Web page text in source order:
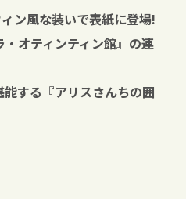
ン風な装いで表紙に登場!
オティンティン館』の連
する『アリスさんちの囲